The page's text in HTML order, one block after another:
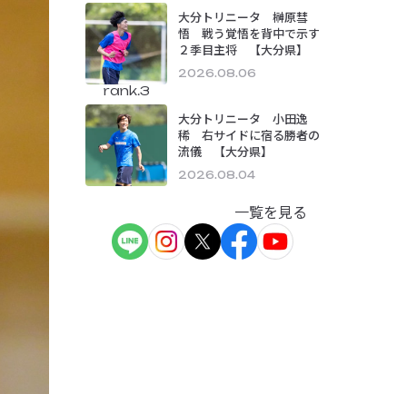
大分トリニータ 榊原彗
悟 戦う覚悟を背中で示す
２季目主将 【大分県】
2026.08.06
rank.3
大分トリニータ 小田逸
稀 右サイドに宿る勝者の
流儀 【大分県】
2026.08.04
一覧を見る